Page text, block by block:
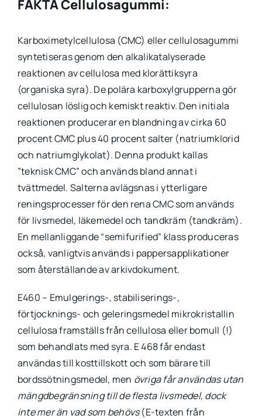
FAKTA Cellulosagummi:
Karboximetylcellulosa (CMC) eller cellulosagummi
syntetiseras genom den alkalikatalyserade
reaktionen av cellulosa med klorättiksyra
(organiska syra). De polära karboxylgrupperna gör
cellulosan löslig och kemiskt reaktiv. Den initiala
reaktionen producerar en blandning av cirka 60
procent CMC plus 40 procent salter (natriumklorid
och natriumglykolat). Denna produkt kallas
”teknisk CMC” och används bland annat i
tvättmedel. Salterna avlägsnas i ytterligare
reningsprocesser för den rena CMC som används
för livsmedel, läkemedel och tandkräm (tandkräm).
En mellanliggande “semifurified” klass produceras
också, vanligtvis används i pappersapplikationer
som återställande av arkivdokument.
E460 – Emulgerings-, stabiliserings-,
förtjocknings- och geleringsmedel mikrokristallin
cellulosa framställs från cellulosa eller bomull (!)
som behandlats med syra. E 468 får endast
användas till kosttillskott och som bärare till
bordssötningsmedel, men övriga får användas utan
mängdbegränsning till de flesta livsmedel, dock
inte mer än vad som behövs(E-texten från